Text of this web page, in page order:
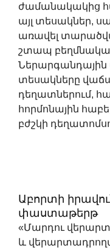
ժամանակակից
այլ տեսակներ,
առավել
շտապ
Ներարգանդային
տեսակները
դեղատներում,
հորմոնային
բժշկի
Աբորտի
փաստաթերթ
«Մարդու
և